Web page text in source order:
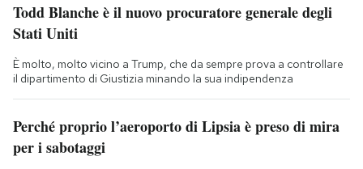
Todd Blanche è il nuovo procuratore generale degli
Stati Uniti
È molto, molto vicino a Trump, che da sempre prova a controllare
il dipartimento di Giustizia minando la sua indipendenza
Perché proprio l’aeroporto di Lipsia è preso di mira
per i sabotaggi